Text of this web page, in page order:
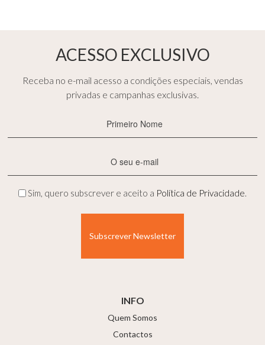
ACESSO EXCLUSIVO
Receba no e-mail acesso a condições especiais, vendas
privadas e campanhas exclusivas.
Nome
mail
Privacidade
Sim, quero subscrever e aceito a Política de Privacidade.
INFO
Quem Somos
Contactos